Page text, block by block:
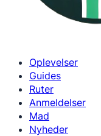
Oplevelser
Guides
Ruter
Anmeldelser
Mad
Nyheder